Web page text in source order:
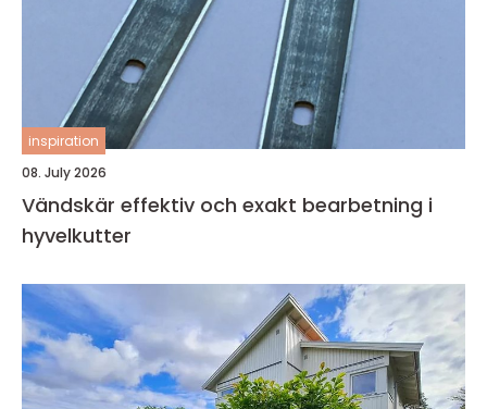
inspiration
08. July 2026
Vändskär effektiv och exakt bearbetning i
hyvelkutter